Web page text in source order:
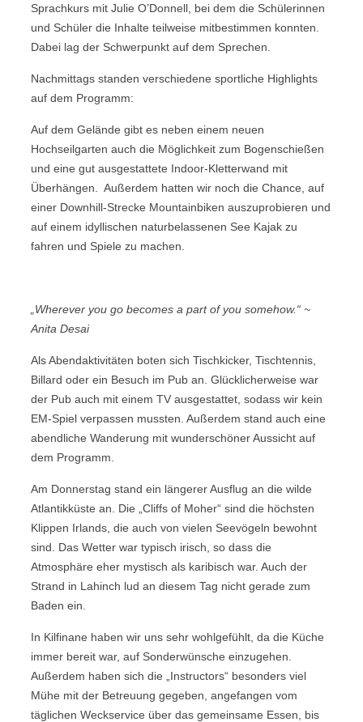
Sprachkurs mit Julie O’Donnell, bei dem die Schülerinnen
und Schüler die Inhalte teilweise mitbestimmen konnten.
Dabei lag der Schwerpunkt auf dem Sprechen.
Nachmittags standen verschiedene sportliche Highlights
auf dem Programm:
Auf dem Gelände gibt es neben einem neuen
Hochseilgarten auch die Möglichkeit zum Bogenschießen
und eine gut ausgestattete Indoor-Kletterwand mit
Überhängen. Außerdem hatten wir noch die Chance, auf
einer Downhill-Strecke Mountainbiken auszuprobieren und
auf einem idyllischen naturbelassenen See Kajak zu
fahren und Spiele zu machen.
„Wherever you go becomes a part of you somehow.“ ~
Anita Desai
Als Abendaktivitäten boten sich Tischkicker, Tischtennis,
Billard oder ein Besuch im Pub an. Glücklicherweise war
der Pub auch mit einem TV ausgestattet, sodass wir kein
EM-Spiel verpassen mussten. Außerdem stand auch eine
abendliche Wanderung mit wunderschöner Aussicht auf
dem Programm.
Am Donnerstag stand ein längerer Ausflug an die wilde
Atlantikküste an. Die „Cliffs of Moher“ sind die höchsten
Klippen Irlands, die auch von vielen Seevögeln bewohnt
sind. Das Wetter war typisch irisch, so dass die
Atmosphäre eher mystisch als karibisch war. Auch der
Strand in Lahinch lud an diesem Tag nicht gerade zum
Baden ein.
In Kilfinane haben wir uns sehr wohlgefühlt, da die Küche
immer bereit war, auf Sonderwünsche einzugehen.
Außerdem haben sich die „Instructors“ besonders viel
Mühe mit der Betreuung gegeben, angefangen vom
täglichen Weckservice über das gemeinsame Essen, bis